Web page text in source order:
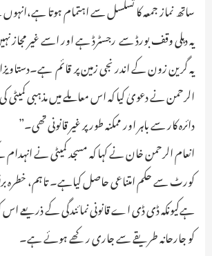
ساتھ نماز جمعہ کا تسلسل سے اہتمام ہوتا
یہ دہلی وقف بورڈ سے رجسٹرڈ ہے اور اسے غیر مجاز
یہ گرین زون کے اندر نجی زمین پر قائم
الرحمن نے دعویٰ کیا کہ اس معاملے میں مذہبی
دائرہ کار سے باہر اور ممکنہ طور پر غیر قانونی تھی۔”
انعام الرحمن خان نے کہا کہ مسجد کمیٹی نے
کورٹ سے حکم امتناعی حاصل کیاہے۔ تاہم، خطرہ
ہےکیونکہ ڈی ڈی اے قانونی نمائندگی کے ذریعے
کو جارحانہ طریقے سے جاری رکھے ہوئے ہے۔